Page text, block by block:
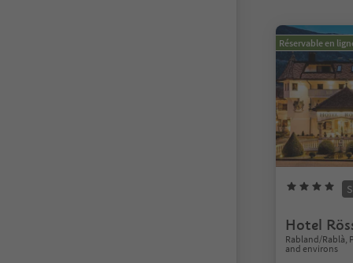
Réservable en
S
Hotel
Rabland/Rablà,
and environs